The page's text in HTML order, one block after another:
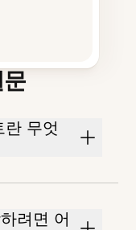
무엇
려면 어